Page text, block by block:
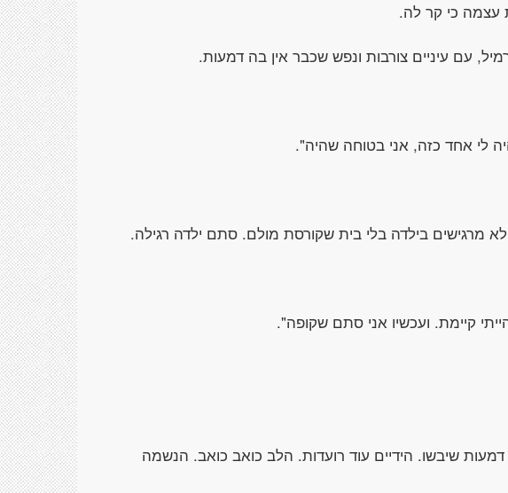
עצמה כי קר לה.
עם עיניים צורבות ונפש שכבר אין בה דמעות.
לי אחד כזה, אני בטוחה שהיה".
מרגישים בילדה בלי בית שקורסת מולם. סתם ילדה רגילה.
קיימת. ועכשיו אני סתם שקופה".
שיבשו. הידיים עוד רועדות. הלב כואב כואב. הנשמה